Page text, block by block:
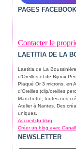
PAGES FACEBOOK
Contacter le
LAETITIA DE LA
Laetitia de La
d'Oreilles et de Bijoux
Plaqué Or 3 microns, en
d'Oreilles (clip/oreilles
Manchette, toutes nos
Atelier à Nantes. Des
uniques.
Accueil du blog
Créer un blog avec
NEWSLETTER